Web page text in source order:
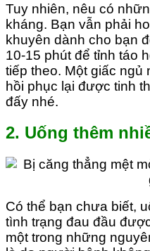
Tuy nhiên, nêu có
kháng. Bạn vẫn phải
khuyên dành cho bạn
10-15 phút để tỉnh táo
tiếp theo. Một giấc ngủ
hồi phục lại được tinh
đấy nhé.
2. Uống thêm
Có thể bạn chưa biết,
tình trạng đau đầu
một trong những